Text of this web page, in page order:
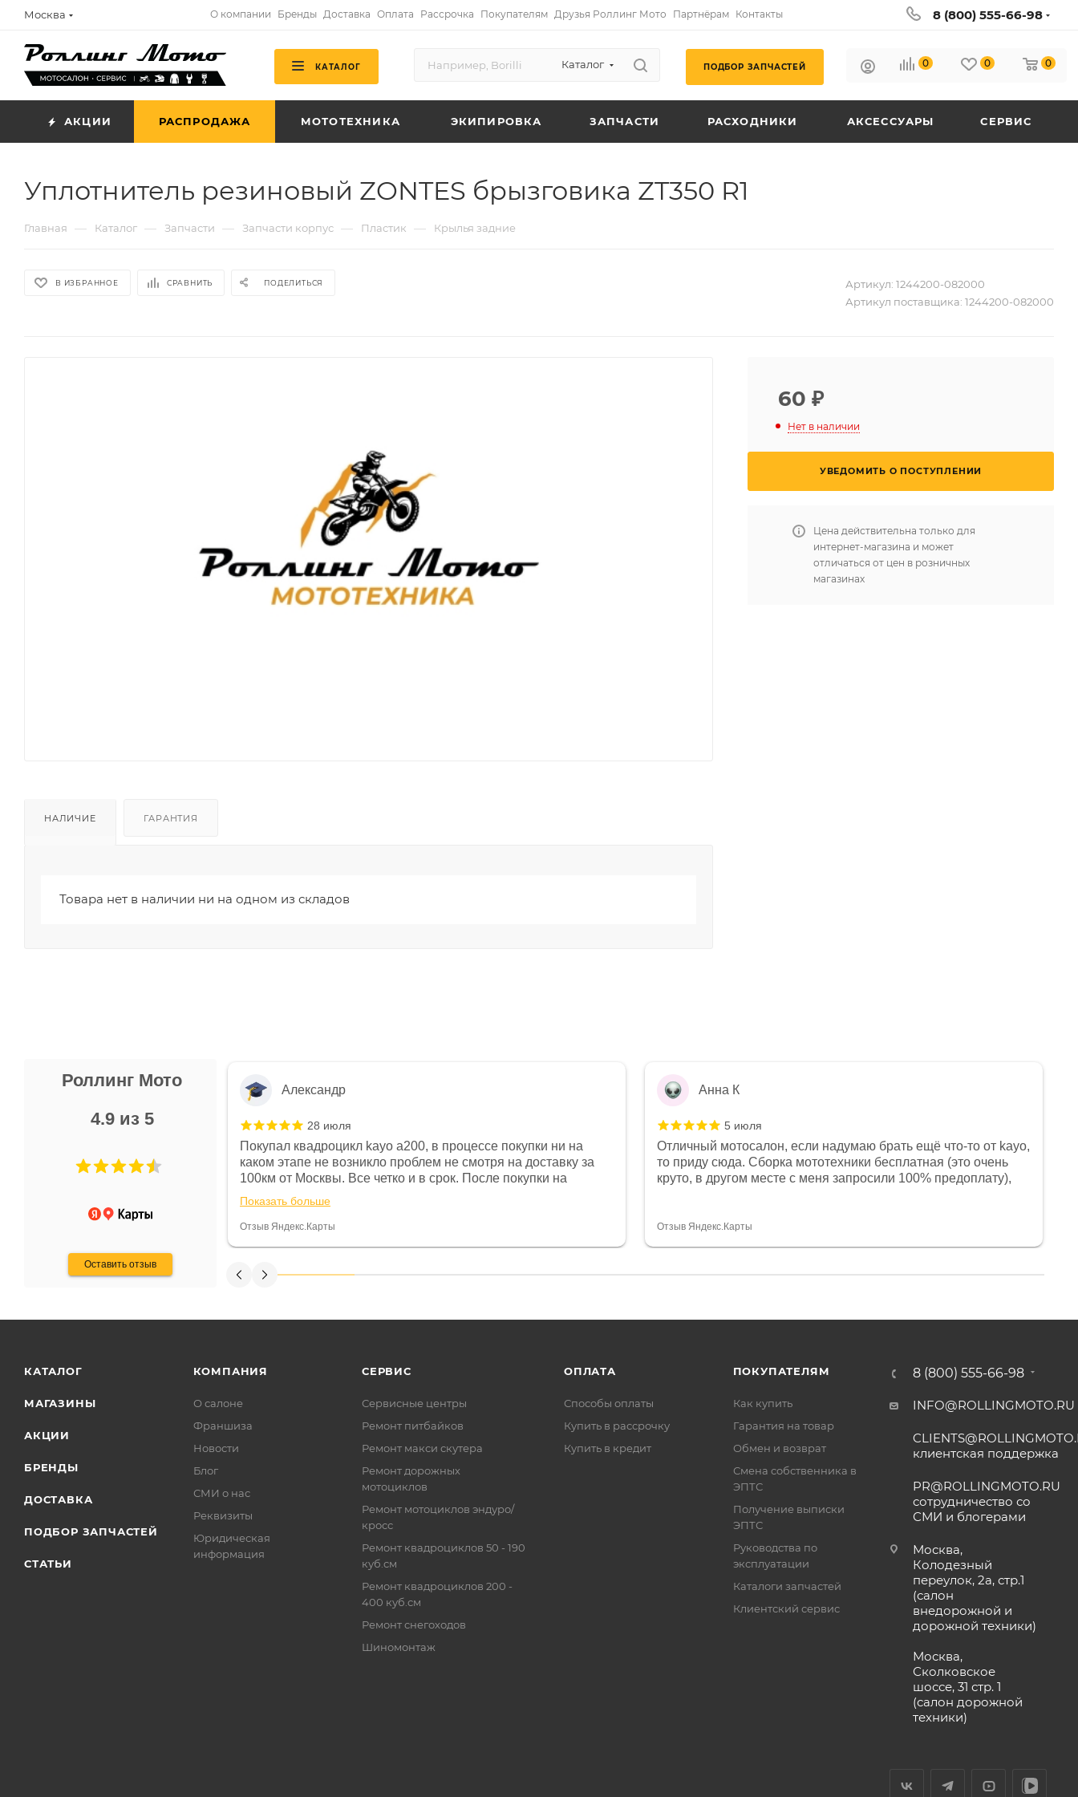
Москва О компании Бренды Доставка Оплата Рассрочка Покупателям Друзья Роллинг Мото Партнёрам Контакты 8 (800) 555-66-98
КАТАЛОГ Каталог ПОДБОР ЗАПЧАСТЕЙ 0 0 0
АКЦИИ РАСПРОДАЖА МОТОТЕХНИКА ЭКИПИРОВКА ЗАПЧАСТИ РАСХОДНИКИ АКСЕССУАРЫ СЕРВИС
Уплотнитель резиновый ZONTES брызговика ZT350 R1
Главная — Каталог — Запчасти — Запчасти корпус — Пластик — Крылья задние
В ИЗБРАННОЕ СРАВНИТЬ ПОДЕЛИТЬСЯ Артикул: 1244200-082000
Артикул поставщика: 1244200-082000
НАЛИЧИЕ ГАРАНТИЯ
Товара нет в наличии ни на одном из складов
60 ₽
Нет в наличии
УВЕДОМИТЬ О ПОСТУПЛЕНИИ
Цена действительна только для
интернет-магазина и может
отличаться от цен в розничных
магазинах
Роллинг Мото
4.9 из 5
Оставить отзыв
Не понравились условия
и дают только на год)
Александр
28 июля
Покупал квадроцикл kayo a200, в процессе покупки ни на
каком этапе не возникло проблем не смотря на доставку за
100км от Москвы. Все четко и в срок. После покупки на
спидометре всегда был 0, при этом представители магазина
постоянно были на связи и в итоге проблема была решена.
Считаю, что это говорит о небезразличии к клиенту после
Показать больше
Отзыв Яндекс.Карты
Анна К
5 июля
Отличный мотосалон, если надумаю брать ещё что-то от kayo,
то приду сюда. Сборка мототехники бесплатная (это очень
круто, в другом месте с меня запросили 100% предоплату),
спасибо отдельное, всегда на связи, очень детально всё
Отзыв Яндекс.Карты
КАТАЛОГ
МАГАЗИНЫ
АКЦИИ
БРЕНДЫ
ДОСТАВКА
ПОДБОР ЗАПЧАСТЕЙ
СТАТЬИ
КОМПАНИЯ
О салоне
Франшиза
Новости
Блог
СМИ о нас
Реквизиты
Юридическая
информация
СЕРВИС
Сервисные центры
Ремонт питбайков
Ремонт макси скутера
Ремонт дорожных
мотоциклов
Ремонт мотоциклов эндуро/
кросс
Ремонт квадроциклов 50 - 190
куб.см
Ремонт квадроциклов 200 -
400 куб.см
Ремонт снегоходов
Шиномонтаж
ОПЛАТА
Способы оплаты
Купить в рассрочку
Купить в кредит
ПОКУПАТЕЛЯМ
Как купить
Гарантия на товар
Обмен и возврат
Смена собственника в
ЭПТС
Получение выписки
ЭПТС
Руководства по
эксплуатации
Каталоги запчастей
Клиентский сервис
8 (800) 555-66-98
INFO@ROLLINGMOTO.RU
клиентская поддержка
PR@ROLLINGMOTO.RU
сотрудничество со
СМИ и блогерами
Москва,
Колодезный
переулок, 2а, стр.1
(салон
внедорожной и
дорожной техники)
Москва,
Сколковское
шоссе, 31 стр. 1
(салон дорожной
техники)